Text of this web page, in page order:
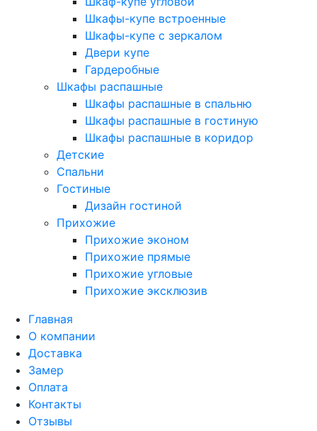
Шкафы-купе встроенные
Шкафы-купе с зеркалом
Двери купе
Гардеробные
Шкафы распашные
Шкафы распашные в спальню
Шкафы распашные в гостиную
Шкафы распашные в коридор
Детские
Спальни
Гостиные
Дизайн гостиной
Прихожие
Прихожие эконом
Прихожие прямые
Прихожие угловые
Прихожие эксклюзив
Главная
О компании
Доставка
Замер
Оплата
Контакты
Отзывы